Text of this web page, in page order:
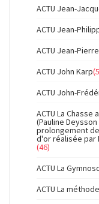
ACTU Jean-
ACTU Jean-
ACTU Jean-
ACTU John Karp
ACTU John-
ACTU La
(Pauline
prolongement
d'or réalisée par
(46)
ACTU La
ACTU La